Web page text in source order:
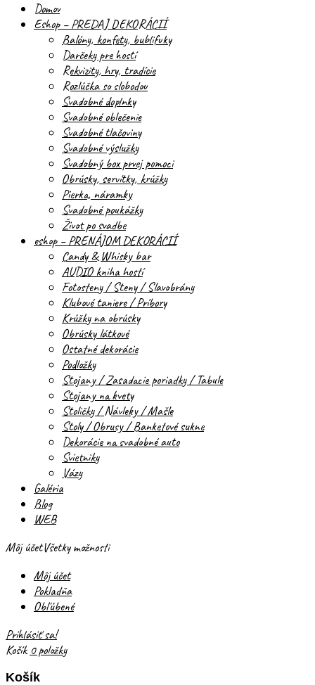
Domov
Eshop – PREDAJ DEKORÁCIÍ
Balóny, konfety, bublifuky
Darčeky pre hostí
Rekvizity, hry, tradície
Rozlúčka so slobodou
Svadobné doplnky
Svadobné oblečenie
Svadobné tlačoviny
Svadobné výslužky
Svadobný box prvej pomoci
Obrúsky, servítky, krúžky
Pierka, náramky
Svadobné poukážky
Život po svadbe
eshop – PRENÁJOM DEKORÁCIÍ
Candy & Whisky bar
AUDIO kniha hostí
Fotosteny / Steny / Slavobrány
Klubové taniere / Príbory
Krúžky na obrúsky
Obrúsky látkové
Ostatné dekorácie
Podložky
Stojany / Zasadacie poriadky / Tabule
Stojany na kvety
Stoličky / Návleky / Mašle
Stoly / Obrusy / Banketové sukne
Dekorácie na svadobné auto
Svietniky
Vázy
Galéria
Blog
WEB
Môj účetVšetky možnosti
Môj účet
Pokladňa
Obľúbené
Prihlásiť sa!
Košík 0 položky
Košík